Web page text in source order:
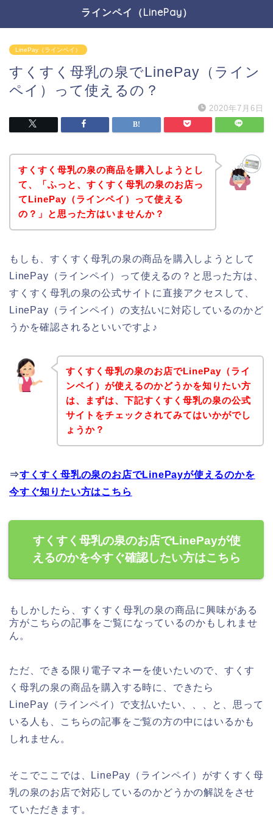
ラインペイ（LinePay）
LinePay（ラインペイ）
すくすく母乳の泉でLinePay（ライン
ペイ）って使えるの？
2020年7月6日
すくすく母乳の泉の商品を購入しようとし
て、「ふっと、すくすく母乳の泉のお店っ
てLinePay（ラインペイ）って使える
の？」と思った方はいませんか？
もしも、すくすく母乳の泉の商品を購入しようとして
LinePay（ラインペイ）って使えるの？と思った方は、
すくすく母乳の泉の公式サイトに直接アクセスして、
LinePay（ラインペイ）の支払いに対応しているのかど
うかを確認されるといいですよ♪
すくすく母乳の泉のお店でLinePay（ライ
ンペイ）が使えるのかどうかを知りたい方
は、まずは、下記すくすく母乳の泉の公式
サイトをチェックされてみてはいかがでし
ょうか？
⇒すくすく母乳の泉のお店でLinePayが使えるのかを
今すぐ知りたい方はこちら
すくすく母乳の泉のお店でLinePayが使
えるのかを今すぐ確認したい方はこちら
もしかしたら、すくすく母乳の泉の商品に興味がある
方がこちらの記事をご覧になっているのかもしれませ
ん。
ただ、できる限り電子マネーを使いたいので、すくす
く母乳の泉の商品を購入する時に、できたら
LinePay（ラインペイ）で支払いたい、、、と、思って
いる人も、こちらの記事をご覧の方の中にはいるかも
しれません。
そこでここでは、LinePay（ラインペイ）がすくすく母
乳の泉のお店で対応しているのかどうかの解説をさせ
ていただきます。